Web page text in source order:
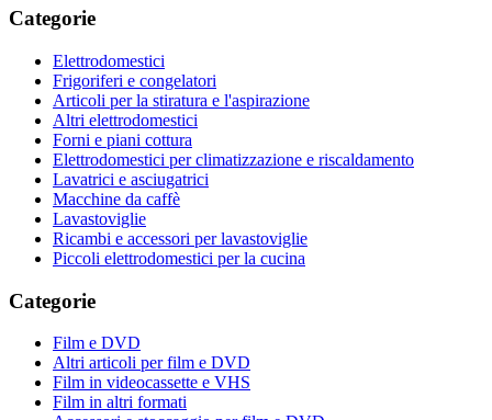
Categorie
Elettrodomestici
Frigoriferi e congelatori
Articoli per la stiratura e l'aspirazione
Altri elettrodomestici
Forni e piani cottura
Elettrodomestici per climatizzazione e riscaldamento
Lavatrici e asciugatrici
Macchine da caffè
Lavastoviglie
Ricambi e accessori per lavastoviglie
Piccoli elettrodomestici per la cucina
Categorie
Film e DVD
Altri articoli per film e DVD
Film in videocassette e VHS
Film in altri formati